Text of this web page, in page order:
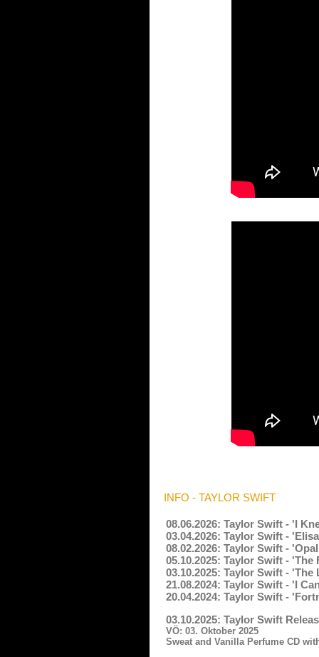
INFO - TAYLOR SWIFT
08.06.2026: Taylor Swift - 'I
03.04.2026: Taylor Swift -
08.02.2026: Taylor Swift -
05.10.2025: Taylor Swift -
03.10.2025: Taylor Swift -
21.08.2024: Taylor Swift - 'I
20.04.2024: Taylor Swift -
03.10.2025: Taylor Swift
VÖ: 03. Oktober 2025
Sweat and Vanilla Perfume CD